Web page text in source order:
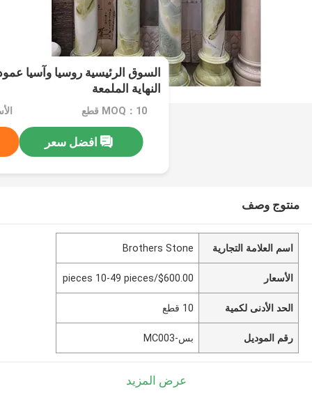
السوق الرئيسية روسيا وآسيا
النهاية الملمعة
MOQ：10 قطع
افضل سعر
منتوج وصف
اسم العلامة التجارية Brothers Stone
الأسعار $600.00/pieces 10-49 pieces
الحد الأدنى لكمية 10 قطع
رقم الموديل بس-MC003
عرض المزيد